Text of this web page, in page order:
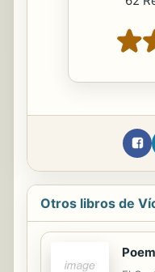
Otros libros de